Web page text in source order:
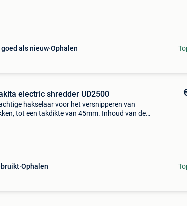
goed als nieuw Ophalen
electric shredder UD2500
hakselaar voor het versnipperen van
tot een takdikte van 45mm. Inhoud van de
Ophalen